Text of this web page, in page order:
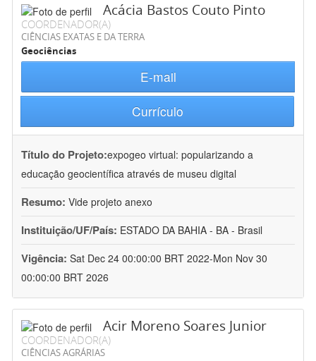
Acácia Bastos Couto Pinto
COORDENADOR(A)
CIÊNCIAS EXATAS E DA TERRA
Geociências
E-mail
Currículo
Título do Projeto:expogeo virtual: popularizando a
educação geocientífica através de museu digital
Resumo: Vide projeto anexo
Instituição/UF/País: ESTADO DA BAHIA - BA - Brasil
Vigência: Sat Dec 24 00:00:00 BRT 2022-Mon Nov 30
00:00:00 BRT 2026
Acir Moreno Soares Junior
COORDENADOR(A)
CIÊNCIAS AGRÁRIAS